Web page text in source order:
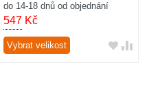
do 14-18 dnů od objednání
547Kč
Vybrat velikost